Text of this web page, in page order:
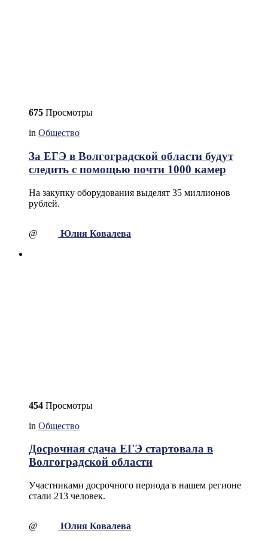
675 Просмотры
in Общество
За ЕГЭ в Волгоградской области будут
следить с помощью почти 1000 камер
На закупку оборудования выделят 35 миллионов
рублей.
@ Юлия Ковалева
454 Просмотры
in Общество
Досрочная сдача ЕГЭ стартовала в
Волгоградской области
Участниками досрочного периода в нашем регионе
стали 213 человек.
@ Юлия Ковалева